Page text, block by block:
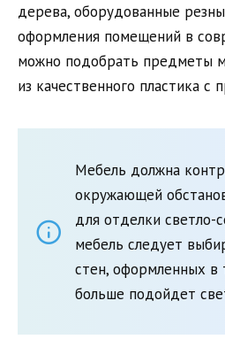
дерева, оборудованные
оформления помещений в
можно подобрать предметы
из качественного пластика
Мебель должна
окружающей
для отделки светло-
мебель следует
стен, оформленных в
больше подойдет